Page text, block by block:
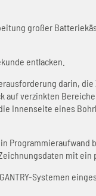
großer
entlacken.
darin,
auf verzinkten
Innenseite eines
Programmieraufwand
mit ein
Systemen